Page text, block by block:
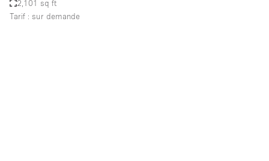
Lumière du Jour
2,101 sq ft
Tarif : sur demande